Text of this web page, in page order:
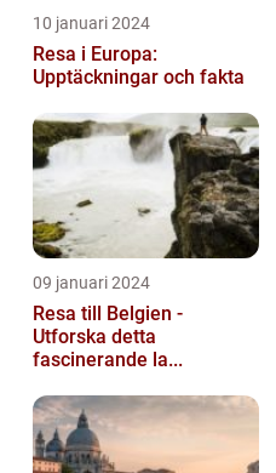
10 januari 2024
Resa i Europa:
Upptäckningar och fakta
09 januari 2024
Resa till Belgien -
Utforska detta
fascinerande la...